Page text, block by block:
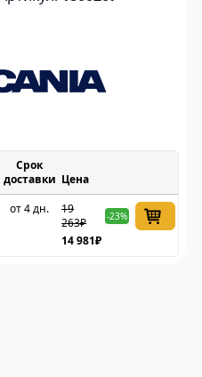
Срок
доставки Цена
от 4 дн.
19
263₽
-23%
14 981₽